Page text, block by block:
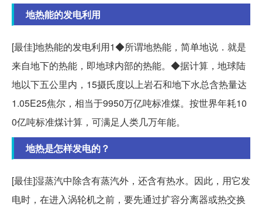
地热能的发电利用
[最佳]地热能的发电利用1◆所谓地热能，简单地说．就是
来自地下的热能，即地球内部的热能。◆据计算，地球陆
地以下五公里内，15摄氏度以上岩石和地下水总含热量达
1.05E25焦尔，相当于9950万亿吨标准煤。按世界年耗10
0亿吨标准煤计算，可满足人类几万年能。
地热是怎样发电的？
[最佳]湿蒸汽中除含有蒸汽外，还含有热水。因此，用它发
电时，在进入涡轮机之前，要先通过扩容分离器或热交换